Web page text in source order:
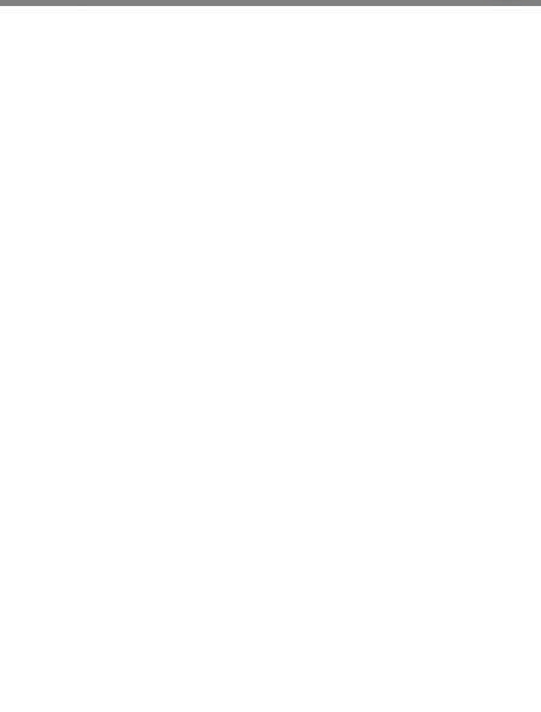
Montag bis Freitag: